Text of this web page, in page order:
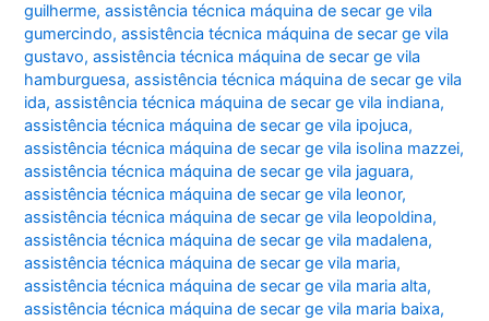
guilherme,assistência técnica máquina de secar ge vila
gumercindo,assistência técnica máquina de secar ge vila
gustavo,assistência técnica máquina de secar ge vila
hamburguesa,assistência técnica máquina de secar ge vila
ida,assistência técnica máquina de secar ge vila indiana,
assistência técnica máquina de secar ge vila ipojuca,
assistência técnica máquina de secar ge vila isolina mazzei,
assistência técnica máquina de secar ge vila jaguara,
assistência técnica máquina de secar ge vila leonor,
assistência técnica máquina de secar ge vila leopoldina,
assistência técnica máquina de secar ge vila madalena,
assistência técnica máquina de secar ge vila maria,
assistência técnica máquina de secar ge vila maria alta,
assistência técnica máquina de secar ge vila maria baixa,